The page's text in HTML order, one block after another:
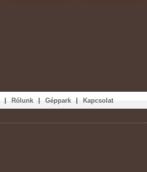
| Rólunk | Géppark | Kapcsolat